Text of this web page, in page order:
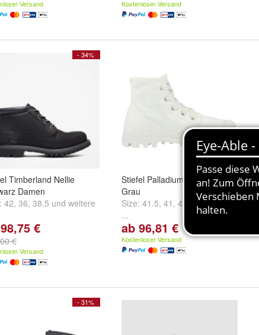
Versand Kostenloser Versand
- 34%
Timberland Nellie
Damen
42, 36, 38.5 und weitere
€
€
Versand
Stiefel Palladium Pampa Hi
Grau
Size: 41.5, 41 , 40 undweitere
...
ab 96,81 €
Kostenloser Versand
- 31%